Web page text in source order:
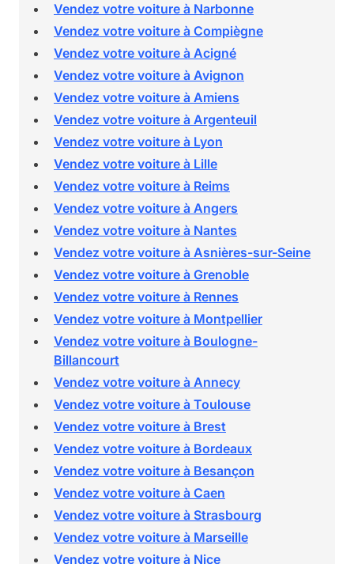
Vendez votre voiture à Narbonne
Vendez votre voiture à Compiègne
Vendez votre voiture à Acigné
Vendez votre voiture à Avignon
Vendez votre voiture à Amiens
Vendez votre voiture à Argenteuil
Vendez votre voiture à Lyon
Vendez votre voiture à Lille
Vendez votre voiture à Reims
Vendez votre voiture à Angers
Vendez votre voiture à Nantes
Vendez votre voiture à Asnières-sur-Seine
Vendez votre voiture à Grenoble
Vendez votre voiture à Rennes
Vendez votre voiture à Montpellier
Vendez votre voiture à Boulogne-
Billancourt
Vendez votre voiture à Annecy
Vendez votre voiture à Toulouse
Vendez votre voiture à Brest
Vendez votre voiture à Bordeaux
Vendez votre voiture à Besançon
Vendez votre voiture à Caen
Vendez votre voiture à Strasbourg
Vendez votre voiture à Marseille
Vendez votre voiture à Nice